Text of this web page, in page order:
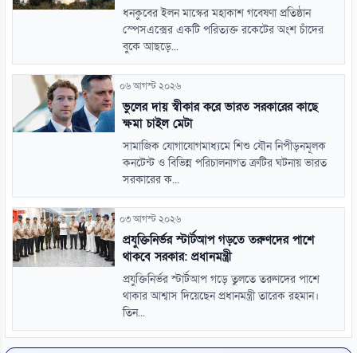
ধনকুবের ইলন মাস্কের মহাকাশ গবেষণা প্রতিষ্ঠান
স্পেসএক্সের একটি পরিত্যক্ত রকেটের অংশ চাঁদের
বুকে আছড়ে...
০৬ আগস্ট ২০২৬
ভুলের দায় স্বীকার করে ভারত সরকারের কাছে
ক্ষমা চাইল মেটা
সামাজিক যোগাযোগমাধ্যমে শিশু যৌন নিপীড়নমূলক
কনটেন্ট ও বিভিন্ন পরিচালনাগত ত্রুটির ঘটনায় ভারত
সরকারের ক...
০৩ আগস্ট ২০২৬
প্রযুক্তিনির্ভর স্টার্টআপ গড়তে তরুণদের পাশে
থাকবে সরকার: প্রধানমন্ত্রী
প্রযুক্তিনির্ভর স্টার্টআপ গড়ে তুলতে তরুণদের পাশে
থাকার আশ্বাস দিয়েছেন প্রধানমন্ত্রী তারেক রহমান।
তিন...